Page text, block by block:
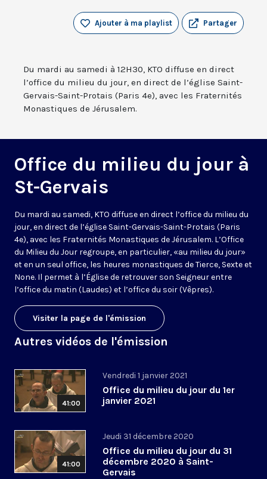
Partager
Ajouter à ma playlist
Du mardi au samedi à 12H30, KTO diffuse en direct
l’office du milieu du jour, en direct de l’église Saint-
Gervais-Saint-Protais (Paris 4e), avec les Fraternités
Monastiques de Jérusalem.
Office du milieu du jour à
St-Gervais
Du mardi au samedi, KTO diffuse en direct l’office du milieu du
jour, en direct de l’église Saint-Gervais-Saint-Protais (Paris
4e), avec les Fraternités Monastiques de Jérusalem. L’Office
du Milieu du Jour regroupe, en particulier, «au milieu du jour»
et en un seul office, les heures monastiques de Tierce, Sexte et
None. Il permet à l’Église de retrouver son Seigneur entre
l’office du matin (Laudes) et l’office du soir (Vêpres).
Visiter la page de l'émission
Autres vidéos de l'émission
41:00
Vendredi 1 janvier 2021
Office du milieu du jour du 1er
janvier 2021
41:00
Jeudi 31 décembre 2020
Office du milieu du jour du 31
décembre 2020 à Saint-
Gervais